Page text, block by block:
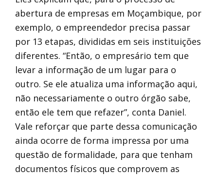
abertura de empresas em Moçambique, por
exemplo, o empreendedor precisa passar
por 13 etapas, divididas em seis instituições
diferentes. “Então, o empresário tem que
levar a informação de um lugar para o
outro. Se ele atualiza uma informação aqui,
não necessariamente o outro órgão sabe,
então ele tem que refazer”, conta Daniel.
Vale reforçar que parte dessa comunicação
ainda ocorre de forma impressa por uma
questão de formalidade, para que tenham
documentos físicos que comprovem as